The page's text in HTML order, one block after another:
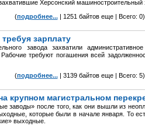
Херсонский машиностроительный
(подробнее...| 1251 байтов еще | Всего: 0)
зарплату
завода захватили
требуют погашения всей
(подробнее...| 3139 байтов еще | Всего: 5)
крупном магистральном
заводы» после того, как они вышли из
которые были в начале января. То
выходные.